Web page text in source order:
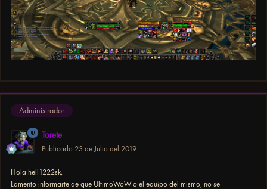
Administrador
Torete
Publicado 23 de Julio del 2019
Hola hell1222sk,
Lamento informarte de que UltimoWoW o el equipo del mismo, no se